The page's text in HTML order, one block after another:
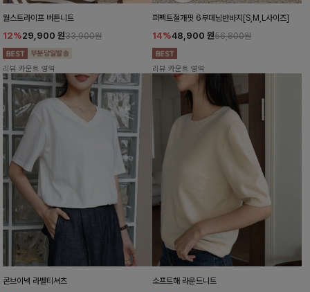
월스트라이프 버튼니트
12%29,900 원33,900원
리뷰 카운트 영역
퍼펙트절개핏 6부데님반바지[S,M,L사이즈]
14%48,900 원56,800원
리뷰 카운트 영역
콘브이넥 라벨티셔츠 소프트해 라운드니트